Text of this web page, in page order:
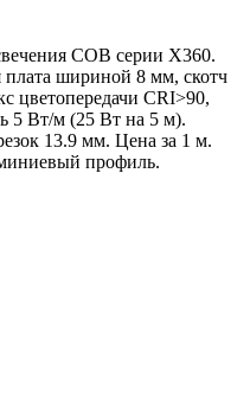
COB серии X360.
шириной 8 мм, скотч
CRI>90,
5 Вт/м (25 Вт на 5 м).
13.9 мм. Цена за 1 м.
профиль.